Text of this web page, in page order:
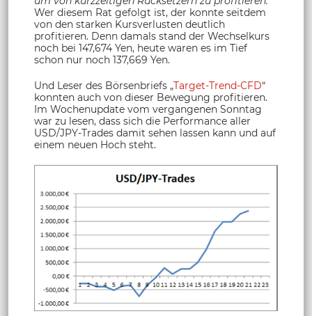
Wer diesem Rat gefolgt ist, der konnte seitdem
von den starken Kursverlusten deutlich
profitieren. Denn damals stand der Wechselkurs
noch bei 147,674 Yen, heute waren es im Tief
schon nur noch 137,669 Yen.
Und Leser des Börsenbriefs „Target-Trend-CFD“
konnten auch von dieser Bewegung profitieren.
Im Wochenupdate vom vergangenen Sonntag
war zu lesen, dass sich die Performance aller
USD/JPY-Trades damit sehen lassen kann und auf
einem neuen Hoch steht.